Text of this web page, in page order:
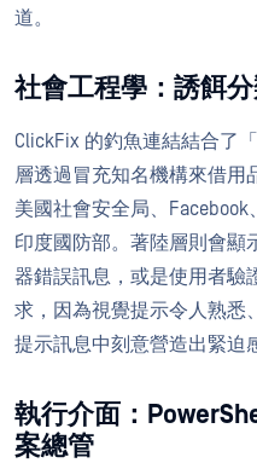
道。
社會工程學：誘餌
ClickFix 的釣魚連結結合了
層透過冒充知名機構來借用
美國社會安全局、Facebook
印度國防部。著陸層則會顯
器錯誤訊息，或是使用者驗
求，因為視覺提示令人熟悉
提示訊息中刻意營造出緊迫
執行介面：
案總管